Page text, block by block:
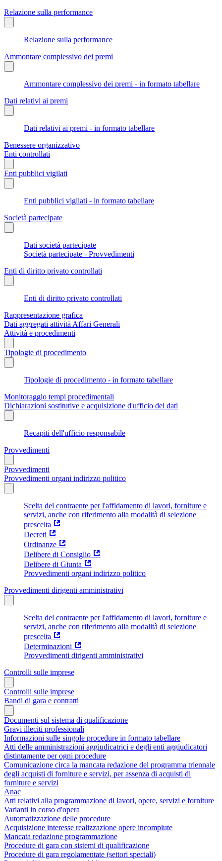
Relazione sulla performance
Relazione sulla performance
Ammontare complessivo dei premi
Ammontare complessivo dei premi - in formato tabellare
Dati relativi ai premi
Dati relativi ai premi - in formato tabellare
Benessere organizzativo
Enti controllati
Enti pubblici vigilati
Enti pubblici vigilati - in formato tabellare
Società partecipate
Dati società partecipate
Società partecipate - Provvedimenti
Enti di diritto privato controllati
Enti di diritto privato controllati
Rappresentazione grafica
Dati aggregati attività Affari Generali
Attività e procedimenti
Tipologie di procedimento
Tipologie di procedimento - in formato tabellare
Monitoraggio tempi procedimentali
Dichiarazioni sostitutive e acquisizione d'ufficio dei dati
Recapiti dell'ufficio responsabile
Provvedimenti
Provvedimenti
Provvedimenti organi indirizzo politico
Scelta del contraente per l'affidamento di lavori, forniture e
servizi, anche con riferimento alla modalità di selezione
prescelta
Decreti
Ordinanze
Delibere di Consiglio
Delibere di Giunta
Provvedimenti organi indirizzo politico
Provvedimenti dirigenti amministrativi
Scelta del contraente per l'affidamento di lavori, forniture e
servizi, anche con riferimento alla modalità di selezione
prescelta
Determinazioni
Provvedimenti dirigenti amministrativi
Controlli sulle imprese
Controlli sulle imprese
Bandi di gara e contratti
Documenti sul sistema di qualificazione
Gravi illeciti professionali
Informazioni sulle singole procedure in formato tabellare
Atti delle amministrazioni aggiudicatrici e degli enti aggiudicatori
distintamente per ogni procedure
Comunicazione circa la mancata redazione del programma triennale
degli acquisti di forniture e servizi, per assenza di acquisti di
forniture e servizi
Anac
Atti relativi alla programmazione di lavori, opere, servizi e forniture
Varianti in corso d'opera
Automatizzazione delle procedure
Acquisizione interesse realizzazione opere incompiute
Mancata redazione programmazione
Procedure di gara con sistemi di qualificazione
Procedure di gara regolamentate (settori speciali)